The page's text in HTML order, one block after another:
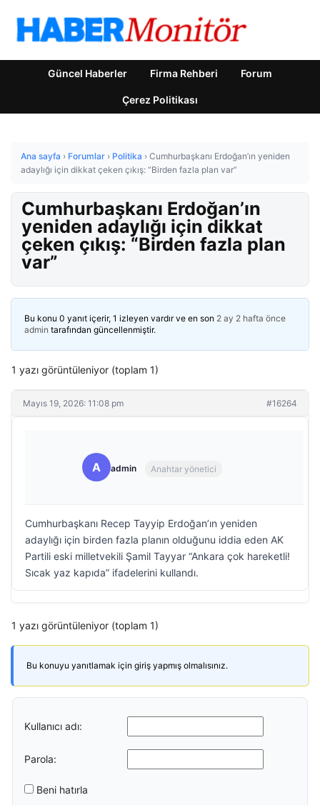
Güncel Haberler Firma Rehberi Forum
Çerez Politikası
Ana sayfa › Forumlar › Politika › Cumhurbaşkanı Erdoğan’ın yeniden
adaylığı için dikkat çeken çıkış: “Birden fazla plan var”
Cumhurbaşkanı Erdoğan’ın
yeniden adaylığı için dikkat
çeken çıkış: “Birden fazla plan
var”
Bu konu 0 yanıt içerir, 1 izleyen vardır ve en son 2 ay 2 hafta önce
admin tarafından güncellenmiştir.
1 yazı görüntüleniyor (toplam 1)
Mayıs 19, 2026: 11:08 pm #16264
A admin Anahtar yönetici
Cumhurbaşkanı Recep Tayyip Erdoğan’ın yeniden
adaylığı için birden fazla planın olduğunu iddia eden AK
Partili eski milletvekili Şamil Tayyar “Ankara çok hareketli!
Sıcak yaz kapıda” ifadelerini kullandı.
1 yazı görüntüleniyor (toplam 1)
Bu konuyu yanıtlamak için giriş yapmış olmalısınız.
Kullanıcı adı:
Parola:
Beni hatırla